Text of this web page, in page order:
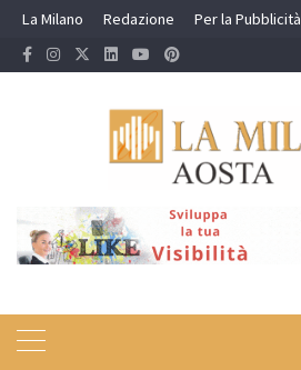
Skip
content
La Milano Redazione Per la Pubblicità